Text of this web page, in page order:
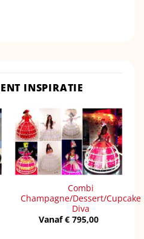
INSPIRATIE
Combi
Champagne/Dessert/Cupcake
Diva
Vanaf€ 795,00